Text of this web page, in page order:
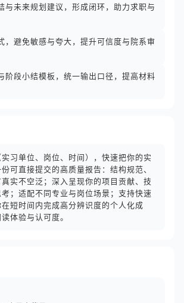
与未来规划建议，形成闭环，助力求职与
，避免敏感与夸大，提升可信度与院系审
阶段小结模板，统一输出口径，提高材料
习单位、岗位、时间），快速把你的实
可直接提交的高质量报告：结构规范、
实不空泛；深入呈现你的项目贡献、技
；适配不同专业与岗位场景；支持快速
短时间内完成高分辨识度的个人化成
体验与认可度。